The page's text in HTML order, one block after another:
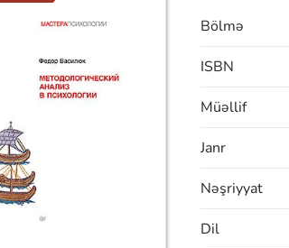
Bölmə
ISBN
Müəllif
Janr
Nəşriyyat
Dil